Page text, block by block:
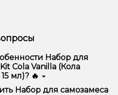
Набор для
Cola Vanilla (Кола
мл)? 🔥
Hype Kit Cola Vanilla (Кола
Набор для самозамеса